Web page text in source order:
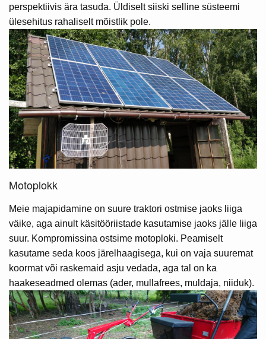
perspektiivis ära tasuda. Üldiselt siiski selline süsteemi
ülesehitus rahaliselt mõistlik pole.
Motoplokk
Meie majapidamine on suure traktori ostmise jaoks liiga
väike, aga ainult käsitööriistade kasutamise jaoks jälle liiga
suur. Kompromissina ostsime motoploki. Peamiselt
kasutame seda koos järelhaagisega, kui on vaja suuremat
koormat või raskemaid asju vedada, aga tal on ka
haakeseadmed olemas (ader, mullafrees, muldaja, niiduk).